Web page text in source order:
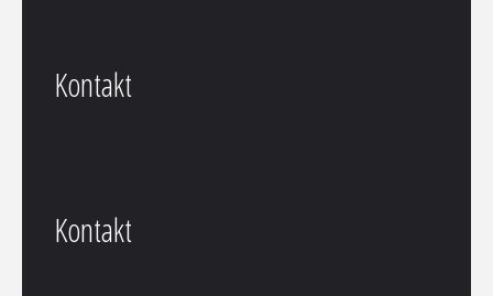
Kontakt
Kontakt